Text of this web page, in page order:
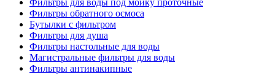
Фильтры для воды под мойку проточные
Фильтры обратного осмоса
Бутылки с фильтром
Фильтры для душа
Фильтры настольные для воды
Магистральные фильтры для воды
Фильтры антинакипные